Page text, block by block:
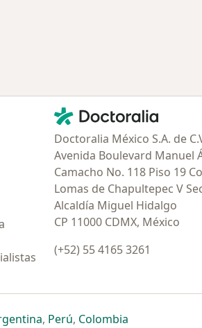
Contacto
Doctoralia - Página de inicio
Doctoralia México S.A. de
Avenida Boulevard Manuel
Camacho No. 118 Piso 19
Lomas de Chapultepec V
Alcaldía Miguel Hidalgo
CP 11000 CDMX, México
(+52) 55 4165 3261
pestaña
una nueva pestaña
en una nueva pestaña
se abre en una nueva pestaña
, Perúse abre en una nueva
, Colombiase abre en